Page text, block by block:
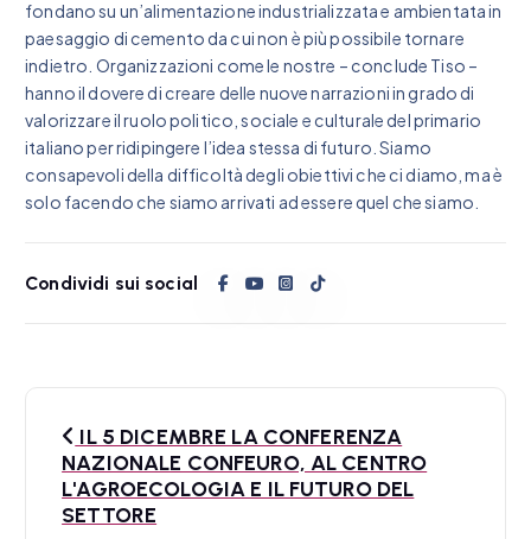
fondano su un’alimentazione industrializzata e ambientata in
paesaggio di cemento da cui non è più possibile tornare
indietro. Organizzazioni come le nostre – conclude Tiso –
hanno il dovere di creare delle nuove narrazioni in grado di
valorizzare il ruolo politico, sociale e culturale del primario
italiano per ridipingere l’idea stessa di futuro. Siamo
consapevoli della difficoltà degli obiettivi che ci diamo, ma è
solo facendo che siamo arrivati ad essere quel che siamo.
Condividi sui social
IL 5 DICEMBRE LA CONFERENZA
NAZIONALE CONFEURO, AL CENTRO
L'AGROECOLOGIA E IL FUTURO DEL
SETTORE